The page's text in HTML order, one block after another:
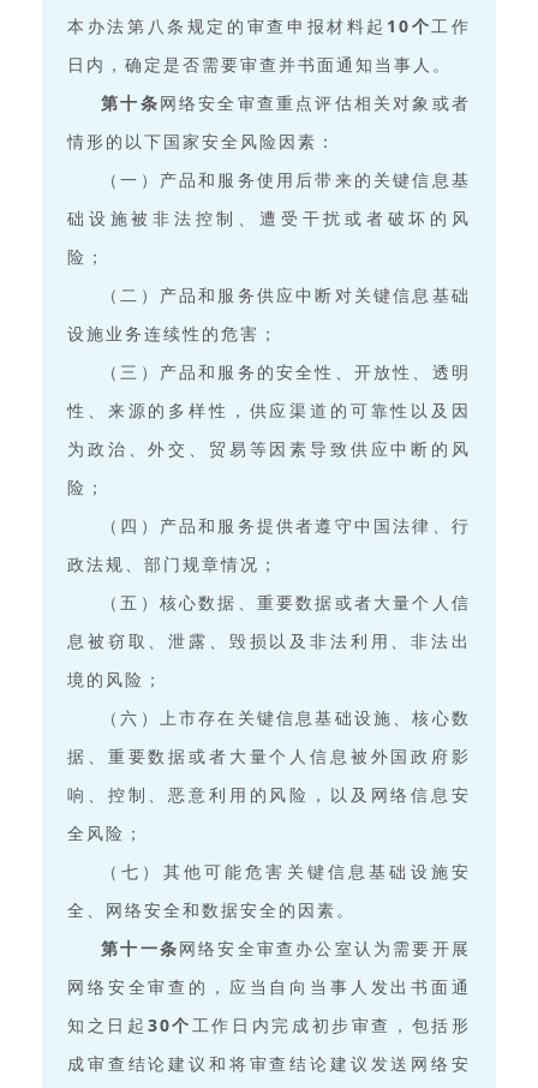
本办法第八条规定的审查申报材料起 10个工作
日内，确定是否需要审查并书面通知当事人。
第十条网络安全审查重点评估相关对象或者
情形的以下国家安全风险因素：
（一）产品和服务使用后带来的关键信息基
础设施被非法控制、遭受干扰或者破坏的风
险；
（二）产品和服务供应中断对关键信息基础
设施业务连续性的危害；
（三）产品和服务的安全性、开放性、透明
性、来源的多样性，供应渠道的可靠性以及因
为政治、外交、贸易等因素导致供应中断的风
险；
（四）产品和服务提供者遵守中国法律、行
政法规、部门规章情况；
（五）核心数据、重要数据或者大量个人信
息被窃取、泄露、毁损以及非法利用、非法出
境的风险；
（六）上市存在关键信息基础设施、核心数
据、重要数据或者大量个人信息被外国政府影
响、控制、恶意利用的风险，以及网络信息安
全风险；
（七）其他可能危害关键信息基础设施安
全、网络安全和数据安全的因素。
第十一条网络安全审查办公室认为需要开展
网络安全审查的，应当自向当事人发出书面通
知之日起 30个工作日内完成初步审查，包括形
成审查结论建议和将审查结论建议发送网络安